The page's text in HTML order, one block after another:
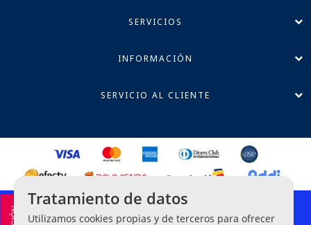
SERVICIOS
INFORMACIÓN
SERVICIO AL CLIENTE
Política de Privacidad
Tratamiento de datos
Utilizamos cookies propias y de terceros para ofrecer